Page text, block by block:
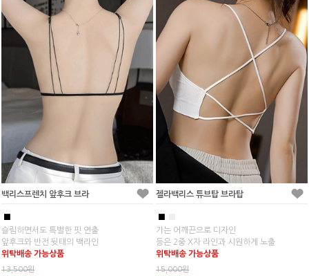
백리스프렌치 앞후크 브라
■
슬림하면서도 특별한 핏 연출
앞후크와 반전 뒷태의 백라인
위탁배송 가능상품
13,500원
젤라백리스 튜브탑 브라탑
■
가는 어깨끈으로 디자인
등은 2중 X자 라인과 시원하게 노출
위탁배송 가능상품
15,000원